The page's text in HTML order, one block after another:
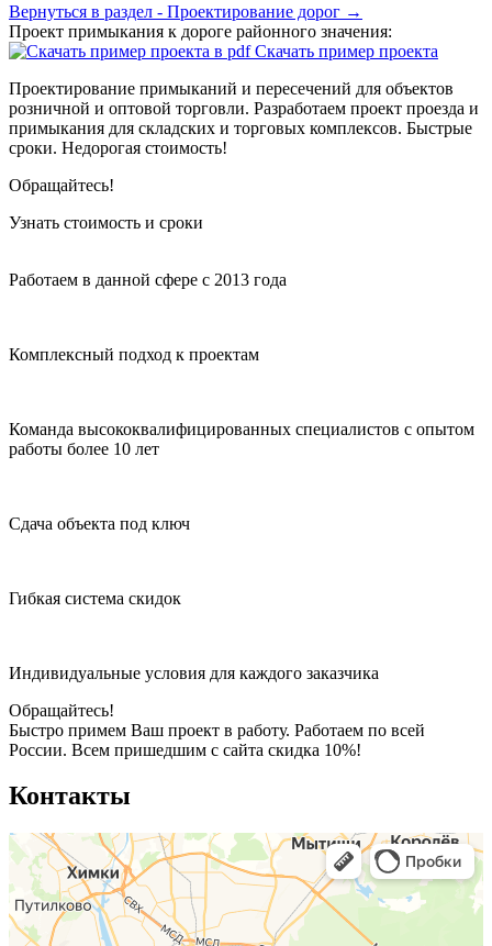
Вернуться в раздел - Проектирование дорог →
Проект примыкания к дороге районного значения:
Скачать пример проекта
Проектирование примыканий и пересечений для объектов
розничной и оптовой торговли. Разработаем проект проезда и
примыкания для складских и торговых комплексов. Быстрые
сроки. Недорогая стоимость!
Обращайтесь!
Узнать стоимость и сроки
Работаем в данной сфере с 2013 года
Комплексный подход к проектам
Команда высококвалифицированных специалистов с опытом
работы более 10 лет
Сдача объекта под ключ
Гибкая система скидок
Индивидуальные условия для каждого заказчика
Обращайтесь!
Быстро примем Ваш проект в работу. Работаем по всей
России. Всем пришедшим с сайта скидка 10%!
Контакты